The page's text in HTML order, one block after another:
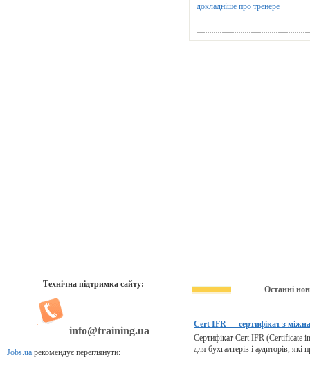
Технічна підтримка сайту:
info@training.ua
Jobs.ua рекомендує переглянути:
докладніше про тренере
Останні
Cert IFR — сертифікат з
Сертифікат Cert IFR (Certificate
для бухгалтерів і аудиторів, які